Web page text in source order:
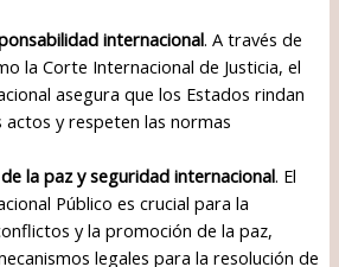
internacional. A través de
la Corte Internacional de Justicia, el
asegura que los Estados rindan
actos y respeten las normas
la paz y seguridad internacional. El
Público es crucial para la
y la promoción de la paz,
legales para la resolución de